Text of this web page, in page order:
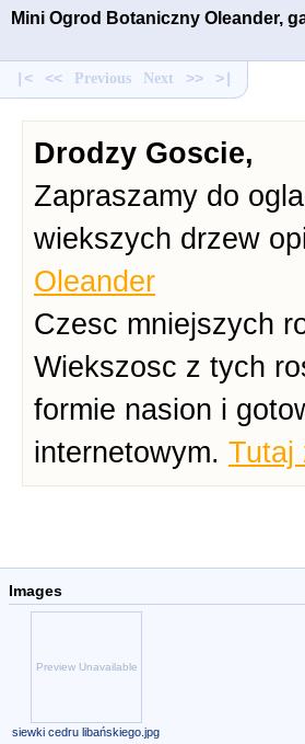
Mini Ogrod Botaniczny Oleander,
|< << Previous Next >> >|
Drodzy Goscie,
Zapraszamy do
wiekszych drzew
Oleander
Czesc mniejszych
Wiekszosc z tych
formie nasion i
internetowym. Tutaj
Images
Preview Unavailable
siewki cedru libańskiego.jpg